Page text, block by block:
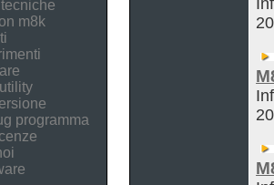
m8k
programma